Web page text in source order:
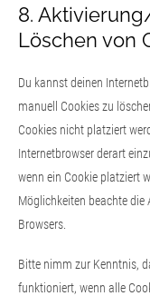
8.
Löschen von
Du kannst deinen
manuell Cookies zu
Cookies nicht platziert
Internetbrowser derart
wenn ein Cookie platziert
Möglichkeiten beachte
Browsers.
Bitte nimm zur Kenntnis,
funktioniert, wenn alle